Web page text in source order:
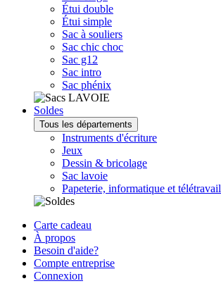
Étui double
Étui simple
Sac à souliers
Sac chic choc
Sac g12
Sac intro
Sac phénix
Soldes
Tous les départements
Instruments d'écriture
Jeux
Dessin & bricolage
Sac lavoie
Papeterie, informatique et télétravail
Carte cadeau
À propos
Besoin d'aide?
Compte entreprise
Connexion